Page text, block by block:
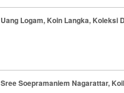
Uang Logam, Koin Langka, Koleksi
Sree Soepramaniem Nagarattar,